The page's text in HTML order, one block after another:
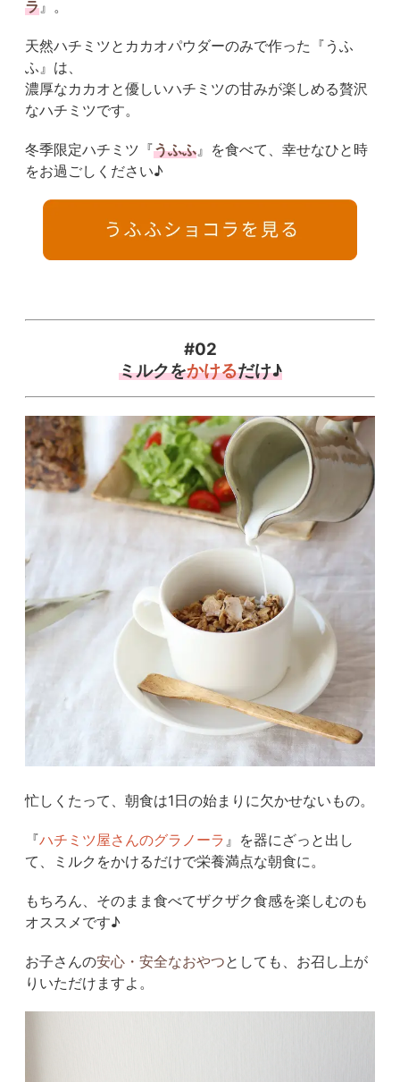
ラ』。
天然ハチミツとカカオパウダーのみで作った『うふ
ふ』は、
濃厚なカカオと優しいハチミツの甘みが楽しめる贅沢
なハチミツです。
冬季限定ハチミツ『うふふ』を食べて、幸せなひと時
をお過ごしください♪
#02
ミルクをかけるだけ♪
忙しくたって、朝食は1日の始まりに欠かせないもの。
『ハチミツ屋さんのグラノーラ 』を器にざっと出し
て、ミルクをかけるだけで栄養満点な朝食に。
もちろん、そのまま食べてザクザク食感を楽しむのも
オススメです♪
お子さんの安心・安全なおやつとしても、お召し上が
りいただけますよ。